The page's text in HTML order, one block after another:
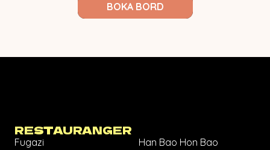
BOKA BORD
RESTAURANGER
Fugazi
Han Bao Hon Bao